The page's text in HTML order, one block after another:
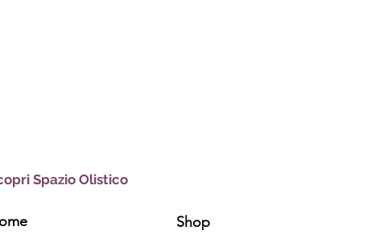
Spazio Olistico
Shop